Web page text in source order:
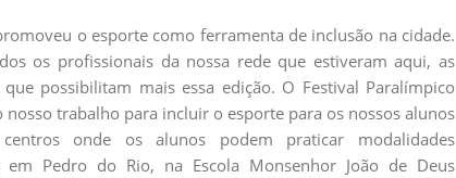
o esporte como ferramenta de inclusão na cidade.
os profissionais da nossa rede que estiveram aqui, as
possibilitam mais essa edição. O Festival Paralímpico
nosso trabalho para incluir o esporte para os nossos alunos
onde os alunos podem praticar modalidades
Pedro do Rio, na Escola Monsenhor João de Deus